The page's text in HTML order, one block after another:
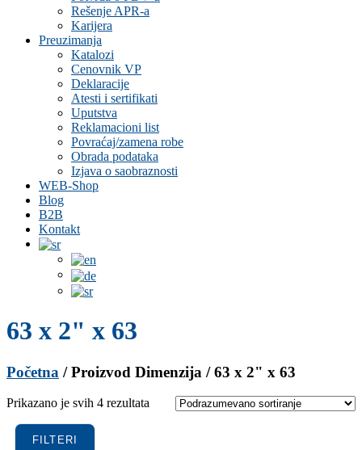
Rešenje APR-a
Karijera
Preuzimanja
Katalozi
Cenovnik VP
Deklaracije
Atesti i sertifikati
Uputstva
Reklamacioni list
Povraćaj/zamena robe
Obrada podataka
Izjava o saobraznosti
WEB-Shop
Blog
B2B
Kontakt
63 x 2" x 63
Početna / Proizvod Dimenzija / 63 x 2" x 63
Prikazano je svih 4 rezultata
FILTERI